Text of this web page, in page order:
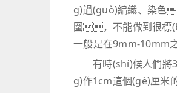
g)過(guò)編織、染色
圍，不能做到很標
一般是在9mm-10mm
有時(shí)候人們
g)作1cm這個(gè)厘